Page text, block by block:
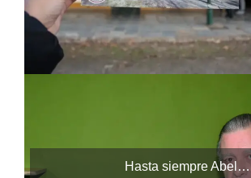
Hasta siempre Abel…